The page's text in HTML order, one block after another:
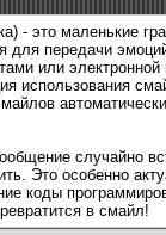
- это маленькие
для передачи
или
использования
случайно
Это особенно
коды
в смайл!